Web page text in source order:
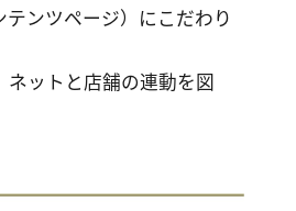
ンツページ）にこだわり
ットと店舗の連動を図